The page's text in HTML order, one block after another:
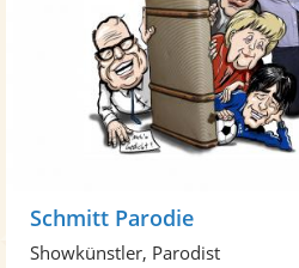
Schmitt Parodie
Showkünstler, Parodist